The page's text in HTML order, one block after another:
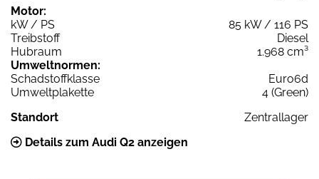
Motor:
kW / PS
85 kW / 116 PS
Treibstoff
Diesel
Hubraum
1.968 cm³
Umweltnormen:
Schadstoffklasse
Euro6d
Umweltplakette
4 (Green)
Standort
Zentrallager
Details zum Audi Q2 anzeigen